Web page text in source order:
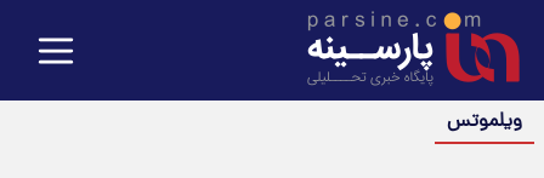
ویلموتس